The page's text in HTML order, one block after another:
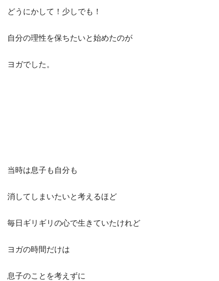
どうにかして！少しでも！
自分の理性を保ちたいと始めたのが
ヨガでした。
当時は息子も自分も
消してしまいたいと考えるほど
毎日ギリギリの心で生きていたけれど
ヨガの時間だけは
息子のことを考えずに